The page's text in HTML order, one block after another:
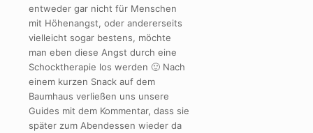
entweder gar nicht für Menschen
mit Höhenangst, oder andererseits
vielleicht sogar bestens, möchte
man eben diese Angst durch eine
Schocktherapie los werden 🙂 Nach
einem kurzen Snack auf dem
Baumhaus verließen uns unsere
Guides mit dem Kommentar, dass sie
später zum Abendessen wieder da